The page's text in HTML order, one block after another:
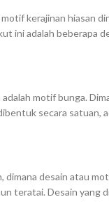
kerajinan hiasan
ini adalah beberapa
motif bunga.
secara satuan,
dimana desain atau
teratai. Desain yang